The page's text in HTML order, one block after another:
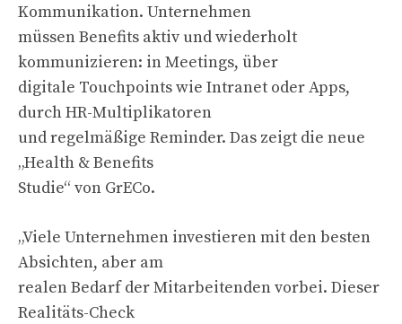
Kommunikation. Unternehmen
müssen Benefits aktiv und wiederholt
kommunizieren: in Meetings, über
digitale Touchpoints wie Intranet oder Apps,
durch HR-Multiplikatoren
und regelmäßige Reminder. Das zeigt die neue
„Health & Benefits
Studie“ von GrECo.
„Viele Unternehmen investieren mit den besten
Absichten, aber am
realen Bedarf der Mitarbeitenden vorbei. Dieser
Realitäts-Check